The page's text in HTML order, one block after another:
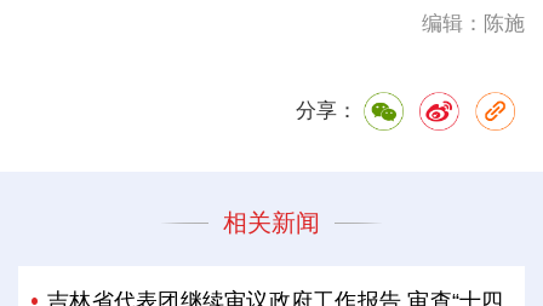
编辑：陈施
分享：
相关新闻